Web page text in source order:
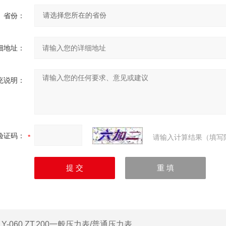
省份：
地址：
说明：
证码： 请输入计算结果（填
Y-060.ZT.200一般压力表/普通压力表